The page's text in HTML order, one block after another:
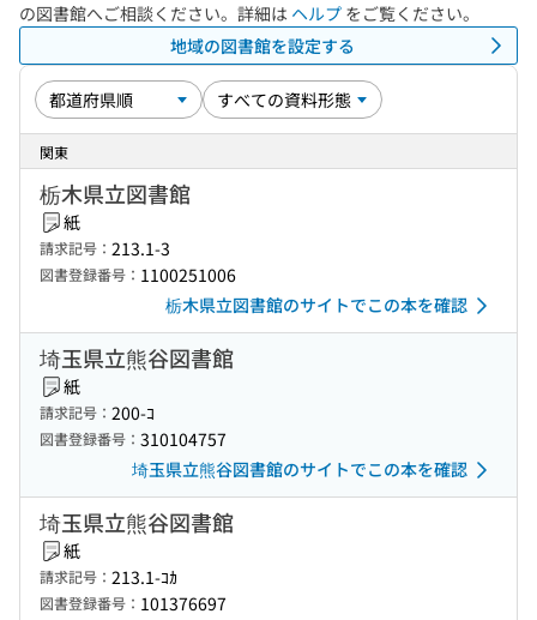
の図書館へご相談ください。詳細は ヘルプ をご覧ください。
地域の図書館を設定する
関東
栃木県立図書館
紙
請求記号： 213.1-3
図書登録番号： 1100251006
栃木県立図書館のサイトでこの本を確認
埼玉県立熊谷図書館
紙
請求記号： 200-ｺ
図書登録番号： 310104757
埼玉県立熊谷図書館のサイトでこの本を確認
埼玉県立熊谷図書館
紙
請求記号： 213.1-ｺｶ
図書登録番号： 101376697